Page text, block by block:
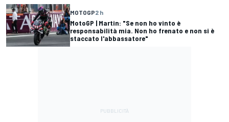
MOTOGP2 h
MotoGP | Martin: "Se non ho vinto è
responsabilità mia. Non ho frenato e non si è
staccato l'abbassatore"